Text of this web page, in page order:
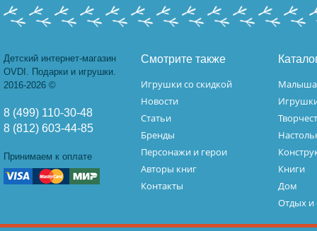
Детский интернет-магазин
OVDI. Подарки и игрушки.
2016-2026 ©
8 (499) 110-30-48
8 (812) 603-44-85
Принимаем к оплате
Смотрите также
Игрушки со скидкой
Новости
Статьи
Бренды
Персонажи и герои
Авторы книг
Контакты
Книги
Дом
Отдых и